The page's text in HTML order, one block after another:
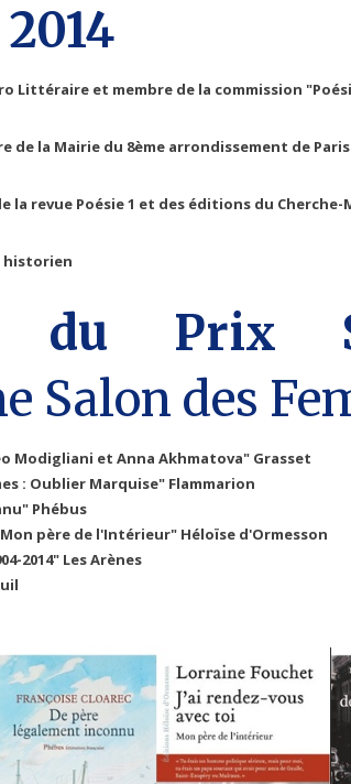
Littéraire et membre de la commission
de la Mairie du 8ème arrondissement de Paris
revue Poésie 1 et des éditions du Cherche-
historien
du Prix
Modigliani et Anna Akhmatova" Grasset
: Oublier Marquise" Flammarion
Phébus
père de l'Intérieur" Héloïse d'Ormesson
2014" Les Arènes